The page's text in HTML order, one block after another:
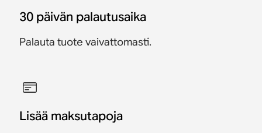
30 päivän palautusaika
Palauta tuote vaivattomasti.
Lisää maksutapoja